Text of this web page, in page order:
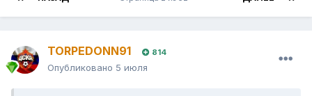
TORPEDONN91 814
Опубликовано 5 июля